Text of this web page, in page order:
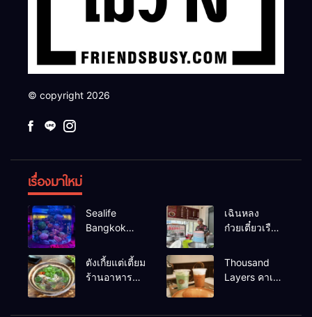
© copyright 2026
เรื่องมาใหม่
Sealife
Bangkok
แบงค์คอก
เฉินหลง
ก๋วยเตี๋ยวเรือ
อร่อยร้านดัง
หาดใหญ่
ตังเกี้ยแต่เตี้ยม
ร้านอาหาร
Thousand
Layers คาเฟ่